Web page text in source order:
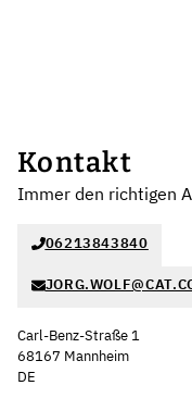
Kontakt
Immer den richtigen
06213843840
Carl-Benz-Straße 1
68167 Mannheim
DE